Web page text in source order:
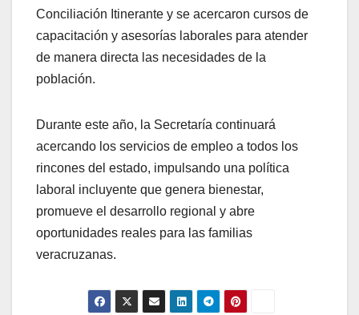
Conciliación Itinerante y se acercaron cursos de
capacitación y asesorías laborales para atender
de manera directa las necesidades de la
población.
Durante este año, la Secretaría continuará
acercando los servicios de empleo a todos los
rincones del estado, impulsando una política
laboral incluyente que genera bienestar,
promueve el desarrollo regional y abre
oportunidades reales para las familias
veracruzanas.